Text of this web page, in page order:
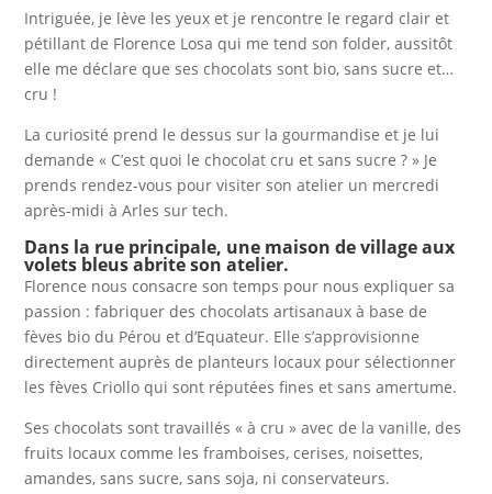
Intriguée, je lève les yeux et je rencontre le regard clair et
pétillant de Florence Losa qui me tend son folder, aussitôt
elle me déclare que ses chocolats sont bio, sans sucre et…
cru !
La curiosité prend le dessus sur la gourmandise et je lui
demande « C’est quoi le chocolat cru et sans sucre ? » Je
prends rendez-vous pour visiter son atelier un mercredi
après-midi à Arles sur tech.
Dans la rue principale, une maison de village aux
volets bleus abrite son atelier.
Florence nous consacre son temps pour nous expliquer sa
passion : fabriquer des chocolats artisanaux à base de
fèves bio du Pérou et d’Equateur. Elle s’approvisionne
directement auprès de planteurs locaux pour sélectionner
les fèves Criollo qui sont réputées fines et sans amertume.
Ses chocolats sont travaillés « à cru » avec de la vanille, des
fruits locaux comme les framboises, cerises, noisettes,
amandes, sans sucre, sans soja, ni conservateurs.